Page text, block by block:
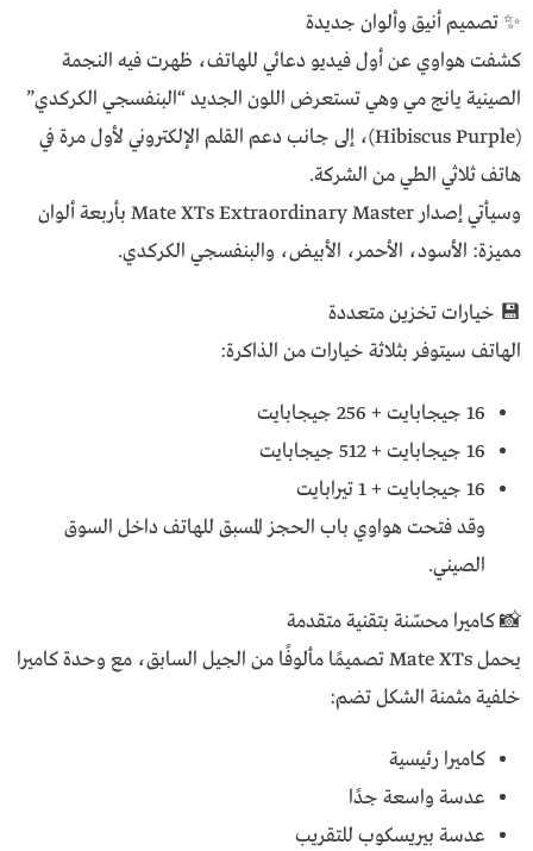
✨ تصميم أنيق وألوان جديدة
كشفت هواوي عن أول فيديو دعائي للهاتف، ظهرت فيه النجمة
الصينية يانج مي وهي تستعرض اللون الجديد “البنفسجي الكركدي”
(Hibiscus Purple)، إلى جانب دعم القلم الإلكتروني لأول مرة في
هاتف ثلاثي الطي من الشركة.
وسيأتي إصدار Mate XTs Extraordinary Master بأربعة ألوان
مميزة: الأسود، الأحمر، الأبيض، والبنفسجي الكركدي.
💾 خيارات تخزين متعددة
الهاتف سيتوفر بثلاثة خيارات من الذاكرة:
16 جيجابايت + 256 جيجابايت
16 جيجابايت + 512 جيجابايت
16 جيجابايت + 1 تيرابايت
وقد فتحت هواوي باب الحجز المسبق للهاتف داخل السوق
الصيني.
📸 كاميرا محسّنة بتقنية متقدمة
يحمل Mate XTs تصميمًا مألوفًا من الجيل السابق، مع وحدة كاميرا
خلفية مثمنة الشكل تضم:
كاميرا رئيسية
عدسة واسعة جدًا
عدسة بيريسكوب للتقريب